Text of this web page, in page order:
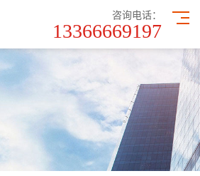
咨询电话：
13366669197